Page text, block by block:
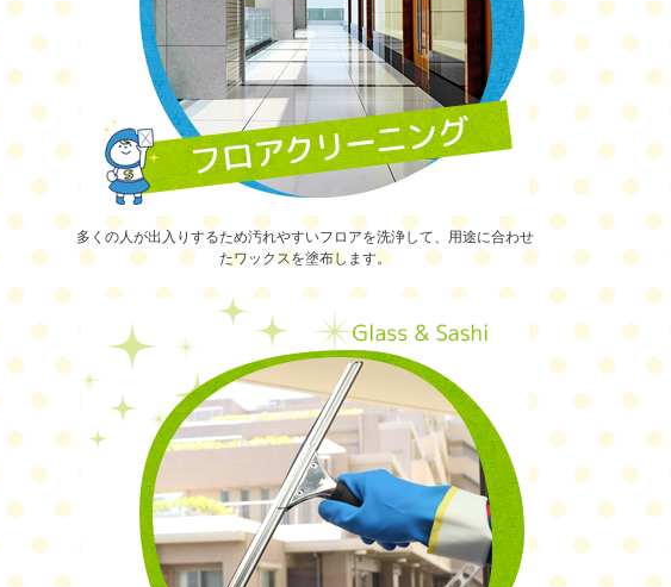
多くの人が出入りするため汚れやすいフロアを洗浄して、用途に合わせ
たワックスを塗布します。